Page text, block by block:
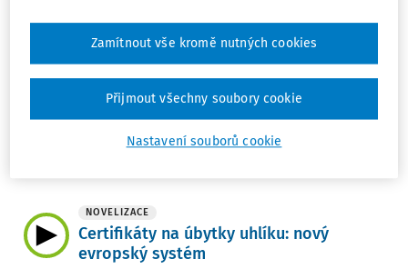
VÝKLAD PRAXE
Právní ESG puzzle – co všechno musí
firma řešit, aby byla udržitelná a legální
zároveň
Dominik Králik
NOVELIZACE
Certifikáty na úbytky uhlíku: nový
evropský systém
Nastavení souborů cookie
Zamítnout vše kromě nutných cookies
Přijmout všechny soubory cookie